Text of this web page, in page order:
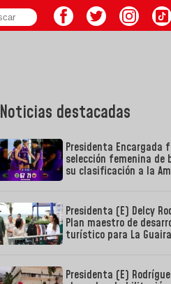
Noticias destacadas
Presidenta Encargada
selección femenina de
su clasificación a la
Presidenta (E) Delcy
Plan maestro de
turístico para La Guaira
Presidenta (E)